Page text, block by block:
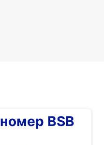
BSB